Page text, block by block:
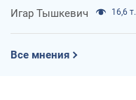
Игар Тышкевич 16,6 т.
Все мнения